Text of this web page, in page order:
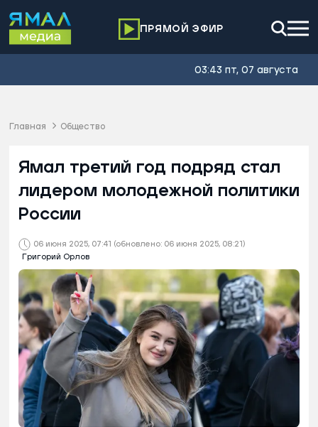
ПРЯМОЙ ЭФИР
03:43 пт, 07 августа
Главная Общество
06 июня 2025, 07:41 (обновлено: 06 июня 2025, 08:21)
Григорий Орлов
Ямал третий год подряд стал
лидером молодежной политики
России